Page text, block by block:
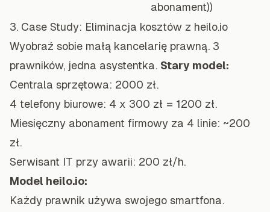
abonament))
3. Case Study: Eliminacja kosztów z heilo.io
Wyobraź sobie małą kancelarię prawną. 3
prawników, jedna asystentka. Stary model:
Centrala sprzętowa: 2000 zł.
4 telefony biurowe: 4 x 300 zł = 1200 zł.
Miesięczny abonament firmowy za 4 linie: ~200
zł.
Serwisant IT przy awarii: 200 zł/h.
Model heilo.io:
Każdy prawnik używa swojego smartfona.